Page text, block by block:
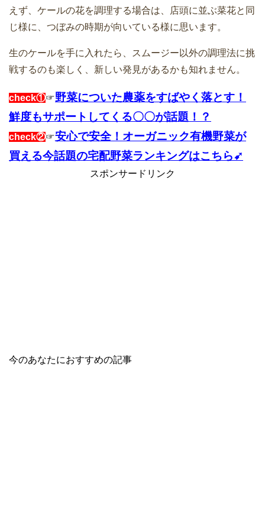
えず、ケールの花を調理する場合は、店頭に並ぶ菜花と同
じ様に、つぼみの時期が向いている様に思います。
生のケールを手に入れたら、スムージー以外の調理法に挑
戦するのも楽しく、新しい発見があるかも知れません。
check①☞野菜についた農薬をすばやく落とす！
鮮度もサポートしてくる〇〇が話題！？
check②☞安心で安全！オーガニック有機野菜が
買える今話題の宅配野菜ランキングはこちら➹
スポンサードリンク
今のあなたにおすすめの記事